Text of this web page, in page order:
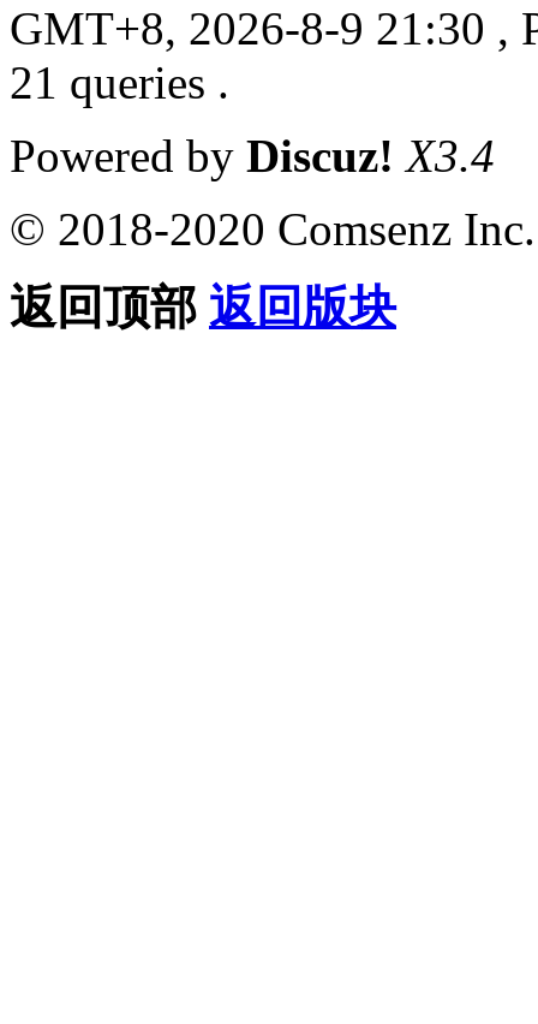
GMT+8, 2026-8-9 21:30 ,
21 queries .
Powered by Discuz! X3.4
© 2018-2020 Comsenz Inc.
返回顶部 返回版块